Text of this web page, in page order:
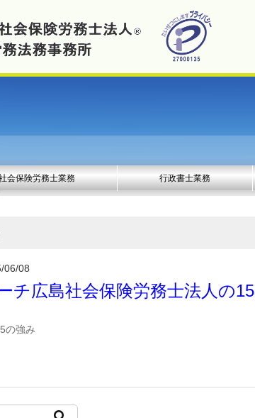
会保険労務士業務 行政書士業務
06/08
チ広島社会保険労務士法人の
の強み